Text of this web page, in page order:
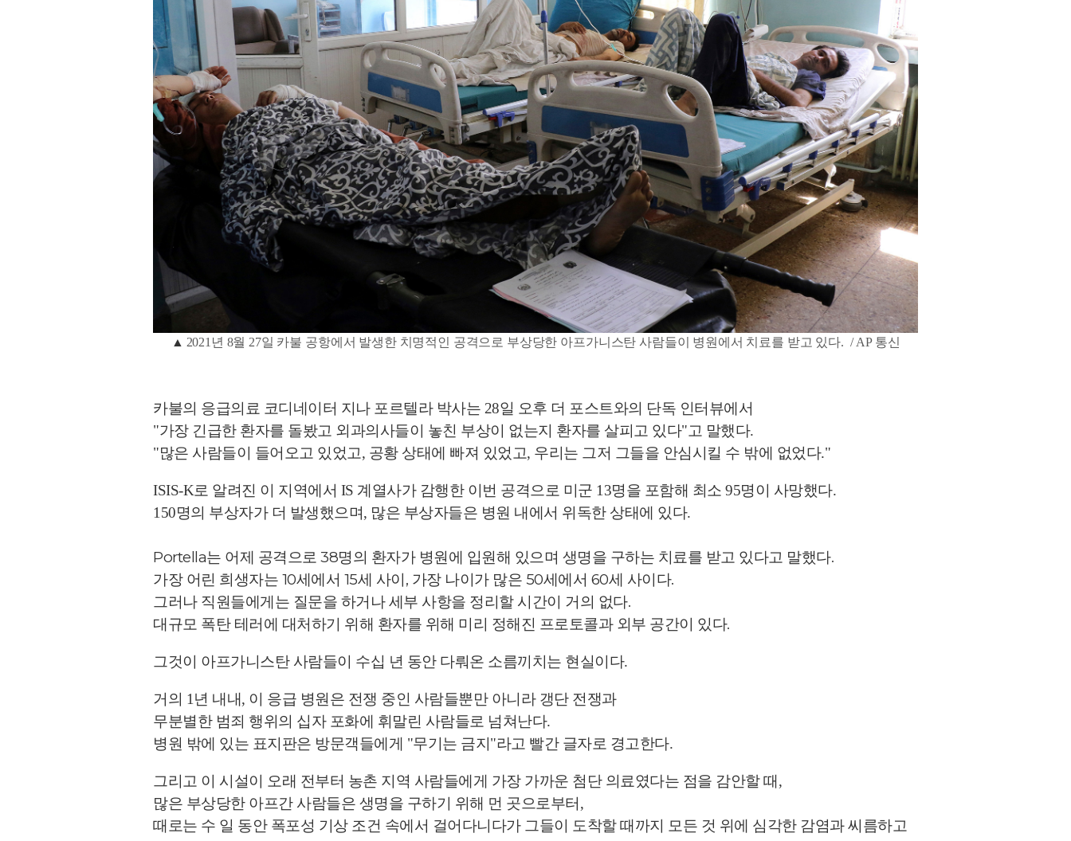
▲ 2021년 8월 27일 카불 공항에서 발생한 치명적인 공격으로 부상당한 아프가니스탄 사람들이 병원에서 치료를 받고 있다. /AP 통신
카불의 응급의료 코디네이터 지나 포르텔라 박사는 28일 오후 더 포스트와의 단독 인터뷰에서
"가장 긴급한 환자를 돌봤고 외과의사들이 놓친 부상이 없는지 환자를 살피고 있다"고 말했다.
"많은 사람들이 들어오고 있었고, 공황 상태에 빠져 있었고, 우리는 그저 그들을 안심시킬 수 밖에 없었다."
ISIS-K로 알려진 이 지역에서 IS 계열사가 감행한 이번 공격으로 미군 13명을 포함해 최소 95명이 사망했다.
150명의 부상자가 더 발생했으며, 많은 부상자들은 병원 내에서 위독한 상태에 있다.
Portella는 어제 공격으로 38명의 환자가 병원에 ​​입원해 있으며 생명을 구하는 치료를 받고 있다고 말했다.
가장 어린 희생자는 10세에서 15세 사이, 가장 나이가 많은 50세에서 60세 사이다.
그러나 직원들에게는 질문을 하거나 세부 사항을 정리할 시간이 거의 없다.
대규모 폭탄 테러에 대처하기 위해 환자를 위해 미리 정해진 프로토콜과 외부 공간이 있다.
그것이 아프가니스탄 사람들이 수십 년 동안 다뤄온 소름끼치는 현실이다.
거의 1년 내내, 이 응급 병원은 전쟁 중인 사람들뿐만 아니라 갱단 전쟁과
무분별한 범죄 행위의 십자 포화에 휘말린 사람들로 넘쳐난다.
병원 밖에 있는 표지판은 방문객들에게 "무기는 금지"라고 빨간 글자로 경고한다.
그리고 이 시설이 오래 전부터 농촌 지역 사람들에게 가장 가까운 첨단 의료였다는 점을 감안할 때,
많은 부상당한 아프간 사람들은 생명을 구하기 위해 먼 곳으로부터,
때로는 수 일 동안 폭포성 기상 조건 속에서 걸어다니다가 그들이 도착할 때까지 모든 것 위에 심각한 감염과 씨름하고